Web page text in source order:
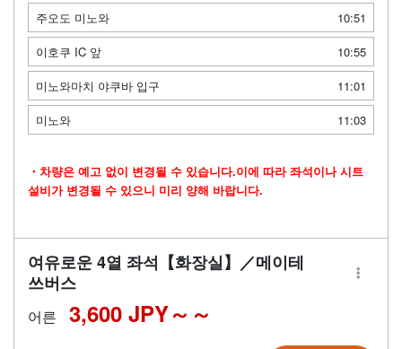
주오도 미노와
10:51
이호쿠 IC 앞
10:55
미노와마치 야쿠바 입구
11:01
미노와
11:03
・차량은 예고 없이 변경될 수 있습니다.이에 따라 좌석이나 시트
설비가 변경될 수 있으니 미리 양해 바랍니다.
여유로운 4열 좌석【화장실】／메이테
쓰버스
어른 3,600 JPY～